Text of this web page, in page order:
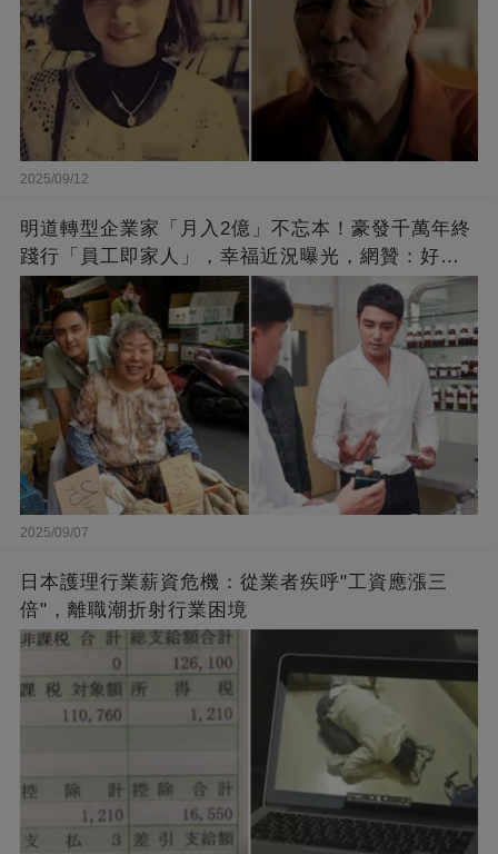
2025/09/12
明道轉型企業家「月入2億」不忘本！豪發千萬年終
踐行「員工即家人」，幸福近況曝光，網贊：好老
闆的福報
2025/09/07
日本護理行業薪資危機：從業者疾呼"工資應漲三
倍"，離職潮折射行業困境